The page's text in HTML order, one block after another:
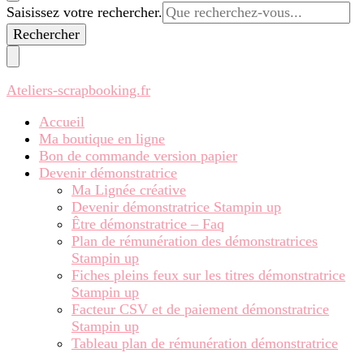
Vous
recherchiez
quelque
Saisissez votre rechercher.
Ateliers-scrapbooking.fr
Accueil
Ma boutique en ligne
Bon de commande version papier
Devenir démonstratrice
Ma Lignée créative
Devenir démonstratrice Stampin up
Être démonstratrice – Faq
Plan de rémunération des démonstratrices
Stampin up
Fiches pleins feux sur les titres démonstratrice
Stampin up
Facteur CSV et de paiement démonstratrice
Stampin up
Tableau plan de rémunération démonstratrice